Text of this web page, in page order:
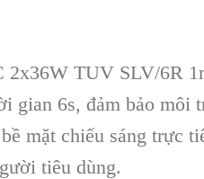
TUV SLV/6R
gian 6s, đảm bảo
mặt chiếu sáng trực
tiêu dùng.